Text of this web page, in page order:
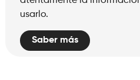
usarlo.
Saber más